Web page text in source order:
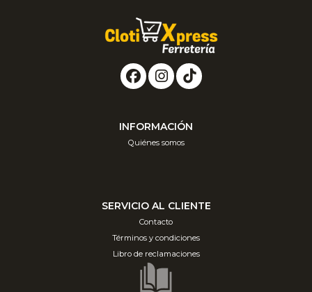
INFORMACIÓN
Quiénes somos
SERVICIO AL CLIENTE
Contacto
Términos y condiciones
Libro de reclamaciones